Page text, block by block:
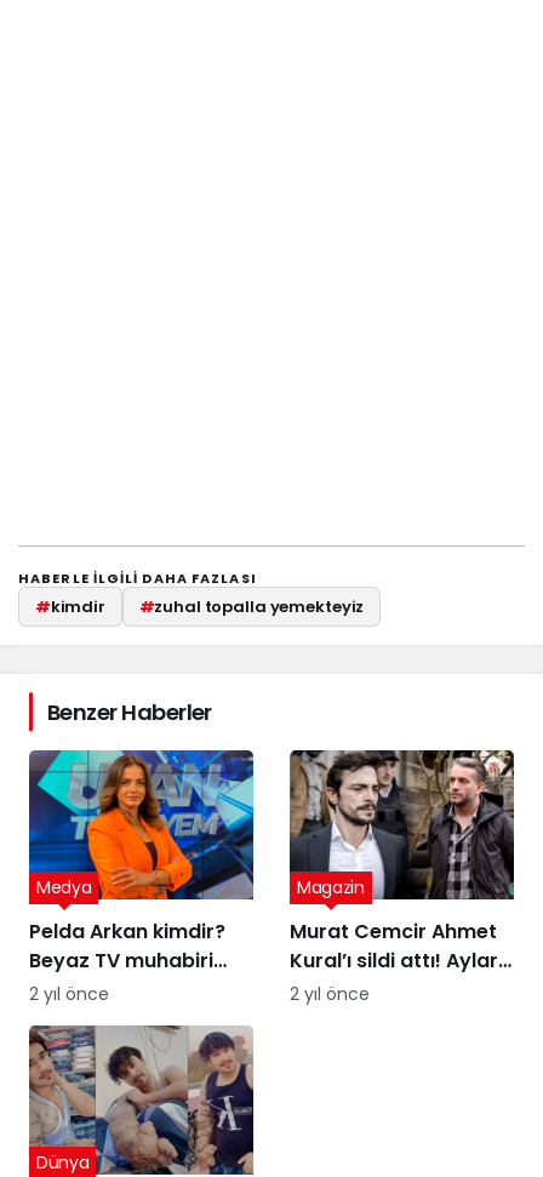
HABERLE ILGILI DAHA FAZLASI
#kimdir #zuhal topalla yemekteyiz
Benzer Haberler
Pelda Arkan kimdir?
Beyaz TV muhabiri
Pelda Arkan kaç
yaşında, nereli?
Medya
2 yıl önce
Murat Cemcir Ahmet
Kural’ı sildi attı! Aylar
sonra samimi
Magazin
2 yıl önce
Dünya